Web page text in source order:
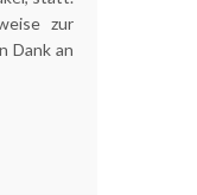
zur
Dank an